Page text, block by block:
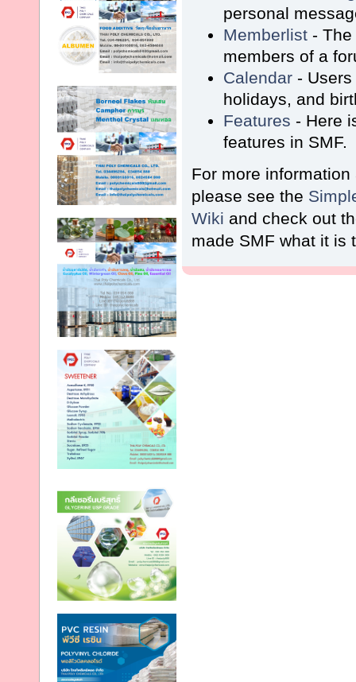
personal
Memberlist -
members of a
Calendar -
holidays, and
Features - Here
features in SMF.
For more
please see the
Wiki and check out
made SMF what it is